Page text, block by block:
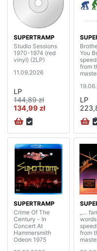
SUPERTRAMP
Studio Sessions
1970-1974 (red
vinyl) (2LP)
11.09.2026
LP
144,89 zł
134,99 zł
You
from
LP
SUPERTRAMP
Crime Of The
Century - In
Concert At
Hammersmith
Odeon 1975
„…
from